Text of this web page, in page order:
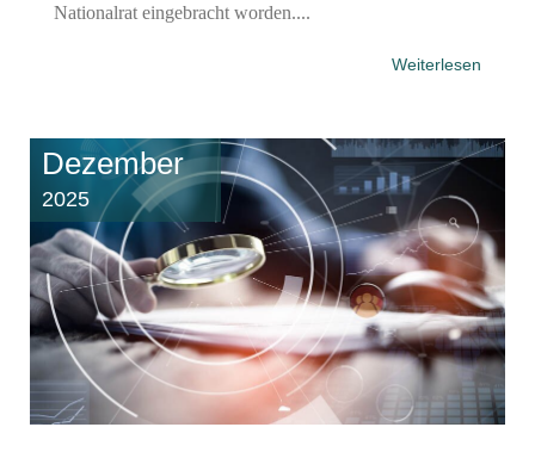
Nationalrat eingebracht worden....
Weiterlesen
Dezember
2025